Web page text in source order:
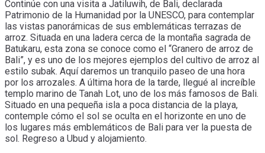
Continúe con una visita a Jatiluwih, de Bali, declarada
Patrimonio de la Humanidad por la UNESCO, para contemplar
las vistas panorámicas de sus emblemáticas terrazas de
arroz. Situada en una ladera cerca de la montaña sagrada de
Batukaru, esta zona se conoce como el “Granero de arroz de
Bali”, y es uno de los mejores ejemplos del cultivo de arroz al
estilo subak. Aquí daremos un tranquilo paseo de una hora
por los arrozales. A última hora de la tarde, llegué al increíble
templo marino de Tanah Lot, uno de los más famosos de Bali.
Situado en una pequeña isla a poca distancia de la playa,
contemple cómo el sol se oculta en el horizonte en uno de
los lugares más emblemáticos de Bali para ver la puesta de
sol. Regreso a Ubud y alojamiento.